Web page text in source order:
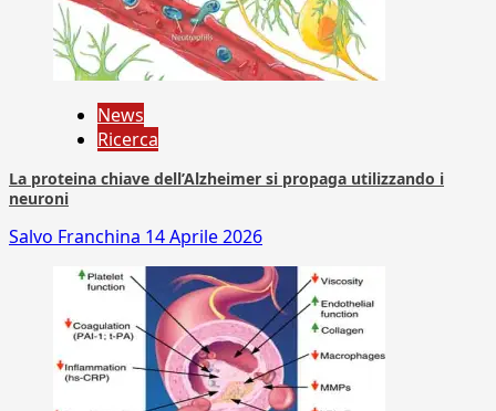
News
Ricerca
La proteina chiave dell’Alzheimer si propaga utilizzando i
neuroni
Salvo Franchina 14 Aprile 2026